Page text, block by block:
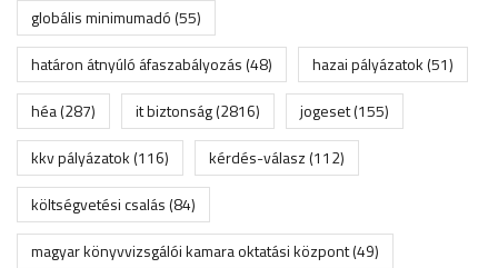
globális minimumadó(55)
határon átnyúló áfaszabályozás(48) hazai pályázatok(51)
héa(287) it biztonság(2816) jogeset(155)
kkv pályázatok(116) kérdés-válasz(112)
költségvetési csalás(84)
magyar könyvvizsgálói kamara oktatási központ(49)